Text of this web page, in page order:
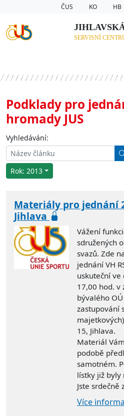
ČUS KO HB
SERVISNÍ
Podklady pro
hromady JUS
Vyhledávání:
Rok: 2013
Materiály pro jednání
Jihlava
Vážení
sdružených
svazů. Zde
jednání VH
uskuteční ve
17,00 hod. v
bývalého
zastupování
15, Jihlava.
Materiál
podobě
samotném.
lístky již byly
Jste srdečně
Více